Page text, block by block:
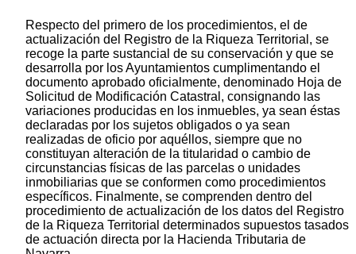
Respecto del primero de los procedimientos, el de
actualización del Registro de la Riqueza Territorial, se
recoge la parte sustancial de su conservación y que se
desarrolla por los Ayuntamientos cumplimentando el
documento aprobado oficialmente, denominado Hoja de
Solicitud de Modificación Catastral, consignando las
variaciones producidas en los inmuebles, ya sean éstas
declaradas por los sujetos obligados o ya sean
realizadas de oficio por aquéllos, siempre que no
constituyan alteración de la titularidad o cambio de
circunstancias físicas de las parcelas o unidades
inmobiliarias que se conformen como procedimientos
específicos. Finalmente, se comprenden dentro del
procedimiento de actualización de los datos del Registro
de la Riqueza Territorial determinados supuestos tasados
de actuación directa por la Hacienda Tributaria de